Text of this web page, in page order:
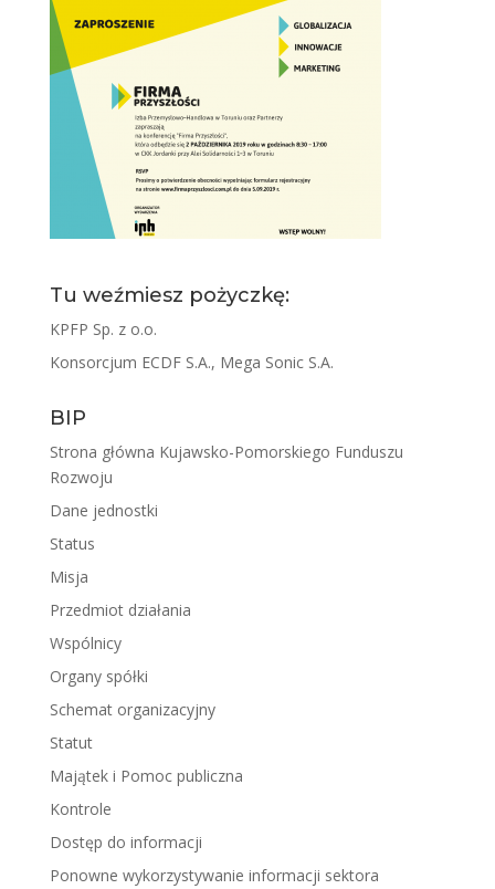
Tu weźmiesz pożyczkę:
KPFP Sp. z o.o.
Konsorcjum ECDF S.A., Mega Sonic S.A.
BIP
Strona główna Kujawsko-Pomorskiego Funduszu
Rozwoju
Dane jednostki
Status
Misja
Przedmiot działania
Wspólnicy
Organy spółki
Schemat organizacyjny
Statut
Majątek i Pomoc publiczna
Kontrole
Dostęp do informacji
Ponowne wykorzystywanie informacji sektora